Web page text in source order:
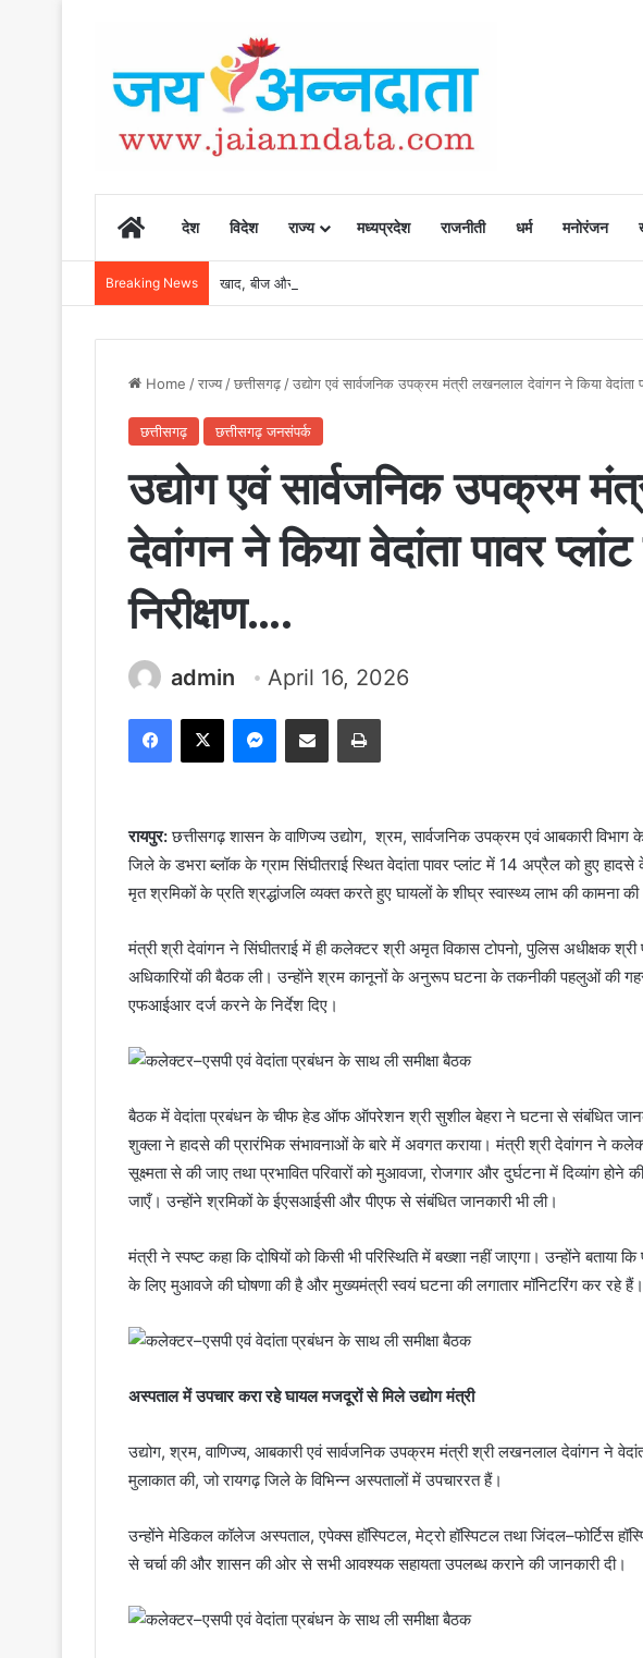
Homeदेश विदेश राज्य मध्यप्रदेश राजनीती धर्म मनोरंजन
Breaking News खाद, बीज और उर्वरकों की समय पर उपलब्धता से किसानों में उत्साह, नैनो डीएपी
Home /राज्य/छत्तीसगढ़/उद्योग एवं सार्वजनिक उपक्रम मंत्री लखनलाल देवांगन ने किया वेदांता
छत्तीसगढ़ छत्तीसगढ़ जनसंपर्क
उद्योग एवं सार्वजनिक उपक्रम
देवांगन ने किया वेदांता पावर
निरीक्षण….
admin April 16, 2026
Facebook
X Messenger
Share via Email Print
रायपुर:छत्तीसगढ़ शासन के वाणिज्य उद्योग, श्रम, सार्वजनिक उपक्रम एवं आबकारी
जिले के डभरा ब्लॉक के ग्राम सिंघीतराई स्थित वेदांता पावर प्लांट में 14 अप्रैल को हुए हादसे
मृत श्रमिकों के प्रति श्रद्धांजलि व्यक्त करते हुए घायलों के शीघ्र स्वास्थ्य लाभ की कामना
मंत्री श्री देवांगन ने सिंघीतराई में ही कलेक्टर श्री अमृत विकास टोपनो, पुलिस अधीक्षक
अधिकारियों की बैठक ली। उन्होंने श्रम कानूनों के अनुरूप घटना के तकनीकी पहलुओं की
एफआईआर दर्ज करने के निर्देश दिए।
बैठक में वेदांता प्रबंधन के चीफ हेड ऑफ ऑपरेशन श्री सुशील बेहरा ने घटना से संबंधित
शुक्ला ने हादसे की प्रारंभिक संभावनाओं के बारे में अवगत कराया। मंत्री श्री देवांगन ने
सूक्ष्मता से की जाए तथा प्रभावित परिवारों को मुआवजा, रोजगार और दुर्घटना में दिव्यांग
जाएँ। उन्होंने श्रमिकों के ईएसआईसी और पीएफ से संबंधित जानकारी भी ली।
मंत्री ने स्पष्ट कहा कि दोषियों को किसी भी परिस्थिति में बख्शा नहीं जाएगा। उन्होंने
के लिए मुआवजे की घोषणा की है और मुख्यमंत्री स्वयं घटना की लगातार मॉनिटरिंग कर रहे हैं।
अस्पताल में उपचार करा रहे घायल मजदूरों से मिले उद्योग मंत्री
उद्योग, श्रम, वाणिज्य, आबकारी एवं सार्वजनिक उपक्रम मंत्री श्री लखनलाल देवांगन ने
मुलाकात की, जो रायगढ़ जिले के विभिन्न अस्पतालों में उपचाररत हैं।
उन्होंने मेडिकल कॉलेज अस्पताल, एपेक्स हॉस्पिटल, मेट्रो हॉस्पिटल तथा जिंदल–फोर्टिस
से चर्चा की और शासन की ओर से सभी आवश्यक सहायता उपलब्ध कराने की जानकारी दी।